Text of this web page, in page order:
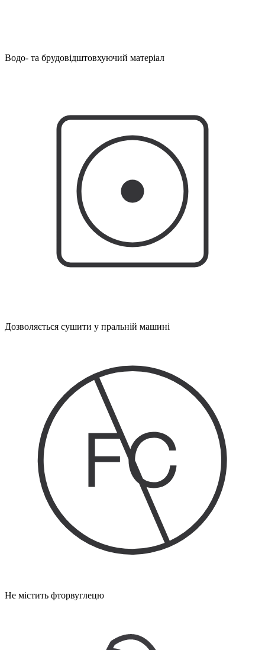
Водо- та брудовідштовхуючий матеріал
Дозволяється сушити у пральній машині
Не містить фторвуглецю